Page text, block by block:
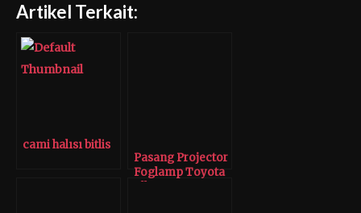
Artikel Terkait:
cami halısı bitlis
Pasang Projector
Foglamp Toyota